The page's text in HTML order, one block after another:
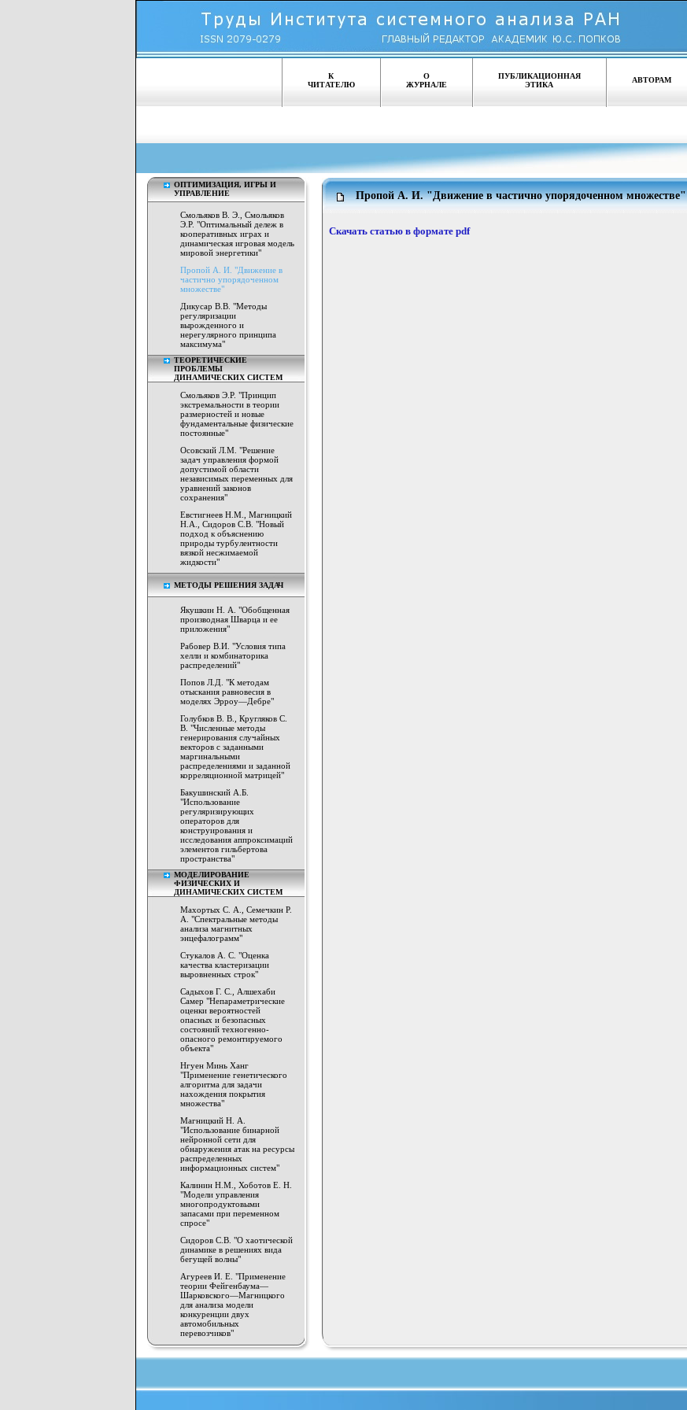
К
ЧИТАТЕЛЮ
О
ЖУРНАЛЕ
ПУБЛИКАЦИОННАЯ
ЭТИКА
АВТОРАМ
ОПТИМИЗАЦИЯ, ИГРЫ И
УПРАВЛЕНИЕ
Смольяков В. Э., Смольяков
Э.Р. "Оптимальный дележ в
кооперативных играх и
динамическая игровая модель
мировой энергетики"
Пропой А. И. "Движение в
частично упорядоченном
множестве"
Дикусар В.В. "Методы
регуляризации
вырожденного и
нерегулярного принципа
максимума"
ТЕОРЕТИЧЕСКИЕ
ПРОБЛЕМЫ
ДИНАМИЧЕСКИХ СИСТЕМ
Смольяков Э.Р. "Принцип
экстремальности в теории
размерностей и новые
фундаментальные физические
постоянные"
Осовский Л.М. "Решение
задач управления формой
допустимой области
независимых переменных для
уравнений законов
сохранения"
Евстигнеев Н.М., Магницкий
Н.А., Сидоров С.В. "Новый
подход к объяснению
природы турбулентности
вязкой несжимаемой
жидкости"
МЕТОДЫ РЕШЕНИЯ ЗАДАЧ
Якушкин Н. А. "Обобщенная
производная Шварца и ее
приложения"
Рабовер В.И. "Условия типа
хелли и комбинаторика
распределений"
Попов Л.Д. "К методам
отыскания равновесия в
моделях Эрроу—Дебре"
Голубков В. В., Кругляков С.
В. "Численные методы
генерирования случайных
векторов с заданными
маргинальными
распределениями и заданной
корреляционной матрицей"
Бакушинский А.Б.
"Использование
регуляризирующих
операторов для
конструирования и
исследования аппроксимаций
элементов гильбертова
пространства"
МОДЕЛИРОВАНИЕ
ФИЗИЧЕСКИХ И
ДИНАМИЧЕСКИХ СИСТЕМ
Махортых С. А., Семечкин Р.
А. "Спектральные методы
анализа магнитных
энцефалограмм"
Стукалов А. С. "Оценка
качества кластеризации
выровненных строк"
Садыхов Г. С., Алшехаби
Самер "Непараметрические
оценки вероятностей
опасных и безопасных
состояний техногенно-
опасного ремонтируемого
объекта"
Нгуен Минь Ханг
"Применение генетического
алгоритма для задачи
нахождения покрытия
множества"
Магницкий Н. А.
"Использование бинарной
нейронной сети для
обнаружения атак на ресурсы
распределенных
информационных систем"
Калинин Н.М., Хоботов Е. Н.
"Модели управления
многопродуктовыми
запасами при переменном
спросе"
Сидоров С.В. "О хаотической
динамике в решениях вида
бегущей волны"
Агуреев И. Е. "Применение
теории Фейгенбаума—
Шарковского—Магницкого
для анализа модели
конкуренции двух
автомобильных
перевозчиков"
Пропой А. И. "Движение в частично упорядоченном множестве"
Скачать статью в формате pdf